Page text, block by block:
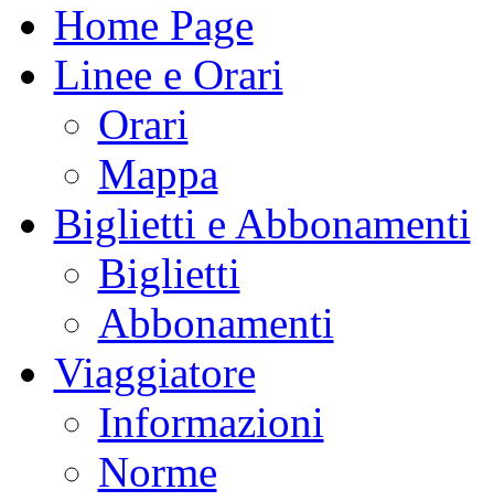
Home Page
Linee e Orari
Orari
Mappa
Biglietti e Abbonamenti
Biglietti
Abbonamenti
Viaggiatore
Informazioni
Norme